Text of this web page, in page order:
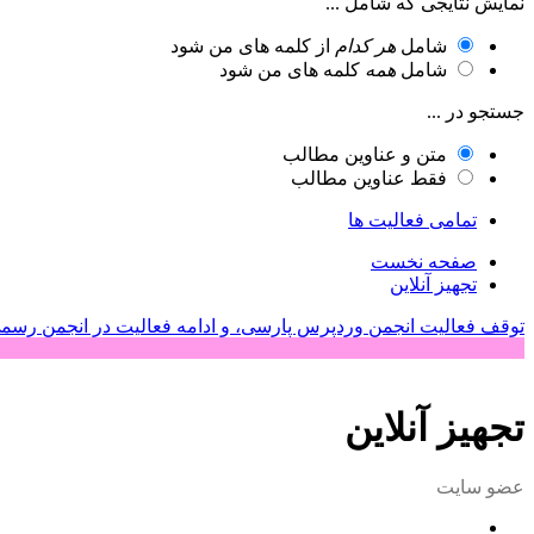
شامل هر کدام از کلمه های من شود
شامل همه کلمه های من شود
جستجو در ...
متن و عناوین مطالب
فقط عناوین مطالب
تمامی فعالیت ها
صفحه نخست
تجهیز آنلاین
توقف فعالیت انجمن وردپرس پارسی، و ادامه فعالیت در انجمن
تجهیز آنلاین
عضو سایت